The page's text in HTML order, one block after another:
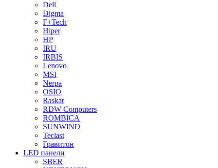
Dell
Digma
F+Tech
Hiper
HP
IRU
IRBIS
Lenovo
MSI
Nerpa
OSIO
Raskat
RDW Computers
ROMBICA
SUNWIND
Teclast
Гравитон
LED панели
SBER